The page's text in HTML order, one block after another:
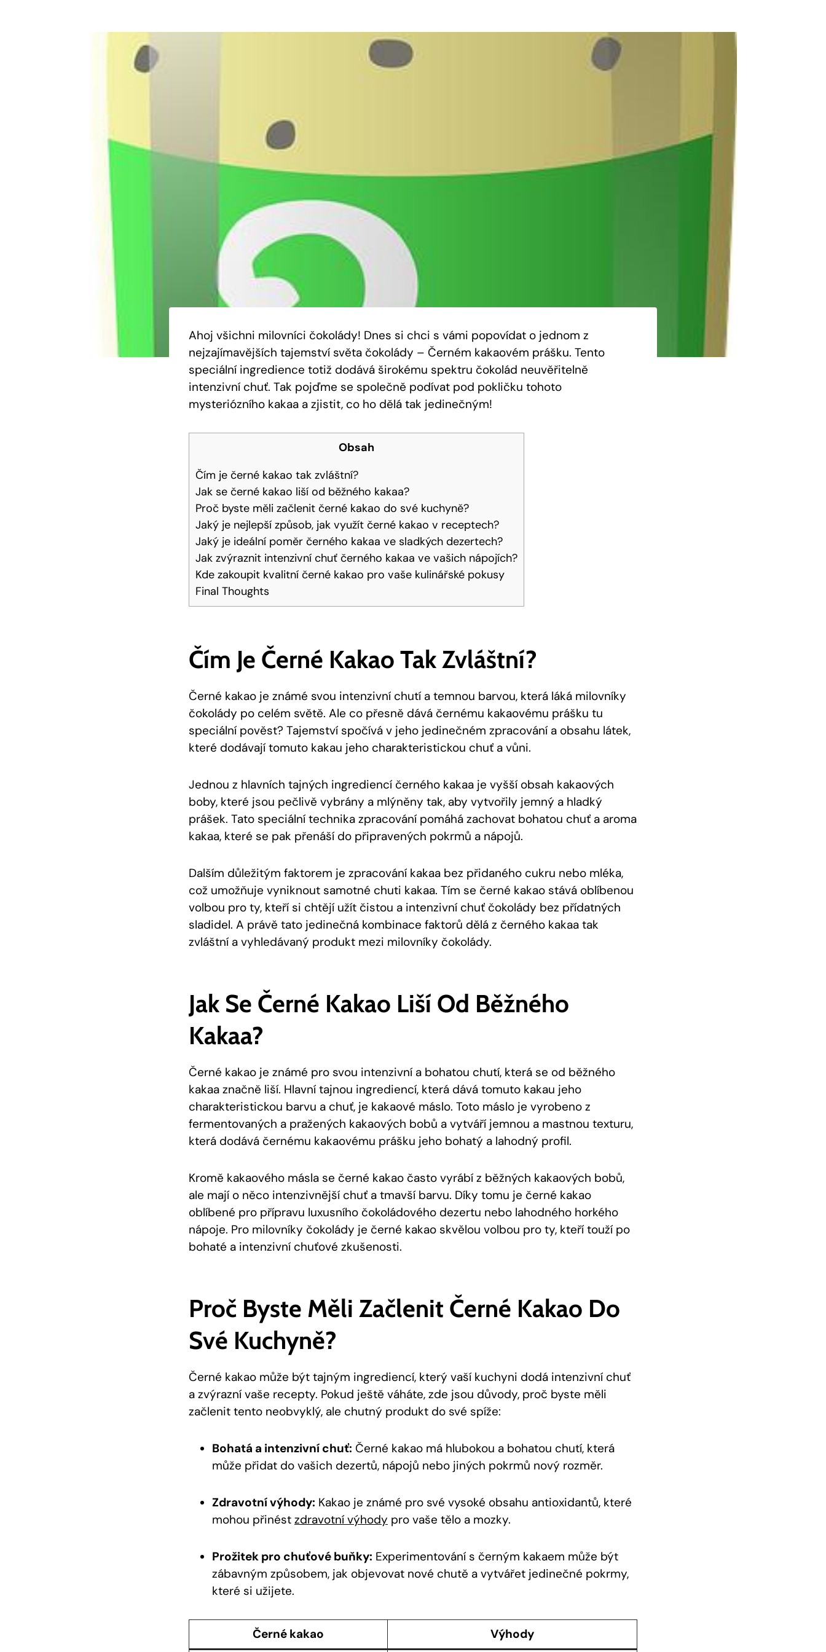
Ahoj všichni milovníci čokolády! Dnes si chci s vámi popovídat o jednom z
nejzajímavějších tajemství světa čokolády – Černém kakaovém prášku. Tento
speciální ingredience totiž dodává širokému spektru čokolád neuvěřitelně
intenzivní chuť. Tak pojďme se společně podívat pod pokličku tohoto
mysteriózního kakaa a zjistit, co ho dělá tak jedinečným!
Obsah
Čím je černé kakao tak zvláštní?
Jak se černé kakao liší od běžného kakaa?
Proč byste měli začlenit černé kakao do své kuchyně?
Jaký je nejlepší způsob, jak využít černé kakao v receptech?
Jaký je ideální poměr černého kakaa ve sladkých dezertech?
Jak zvýraznit intenzivní chuť černého kakaa ve vašich nápojích?
Kde zakoupit kvalitní černé kakao pro vaše kulinářské pokusy
Final Thoughts
Čím Je Černé Kakao Tak Zvláštní?
Černé kakao je známé svou intenzivní chutí a temnou barvou, která láká milovníky
čokolády po celém světě. Ale co přesně dává černému kakaovému prášku tu
speciální pověst? Tajemství spočívá v jeho jedinečném zpracování a obsahu látek,
které dodávají tomuto kakau jeho charakteristickou chuť a vůni.
Jednou z hlavních tajných ingrediencí černého kakaa je vyšší obsah kakaových
boby, které jsou pečlivě vybrány a mlýněny tak, aby vytvořily jemný a hladký
prášek. Tato speciální technika zpracování pomáhá zachovat bohatou chuť a aroma
kakaa, které se pak přenáší do připravených pokrmů a nápojů.
Dalším důležitým faktorem je zpracování kakaa bez přidaného cukru nebo mléka,
což umožňuje vyniknout samotné chuti kakaa. Tím se černé kakao stává oblíbenou
volbou pro ty, kteří si chtějí užít čistou a intenzivní chuť čokolády bez přídatných
sladidel. A právě tato jedinečná kombinace faktorů dělá z černého kakaa tak
zvláštní a vyhledávaný produkt mezi milovníky čokolády.
Jak Se Černé Kakao Liší Od Běžného
Kakaa?
Černé kakao je známé pro svou intenzivní a bohatou chutí, která se od běžného
kakaa značně liší. Hlavní tajnou ingrediencí, která dává tomuto kakau jeho
charakteristickou barvu a chuť, je kakaové máslo. Toto máslo je vyrobeno z
fermentovaných a pražených kakaových bobů a vytváří jemnou a mastnou texturu,
která dodává černému kakaovému prášku jeho bohatý a lahodný profil.
Kromě kakaového másla se černé kakao často vyrábí z běžných kakaových bobů,
ale mají o něco intenzivnější chuť a tmavší barvu. Díky tomu je černé kakao
oblíbené pro přípravu luxusního čokoládového dezertu nebo lahodného horkého
nápoje. Pro milovníky čokolády je černé kakao skvělou volbou pro ty, kteří touží po
bohaté a intenzivní chuťové zkušenosti.
Proč Byste Měli Začlenit Černé Kakao Do
Své Kuchyně?
Černé kakao může být tajným ingrediencí, který vaší kuchyni dodá intenzivní chuť
a zvýrazní vaše recepty. Pokud ještě váháte, zde jsou důvody, proč byste měli
začlenit tento neobvyklý, ale chutný produkt do své spíže:
Bohatá a intenzivní chuť: Černé kakao má hlubokou a bohatou chutí, která
může přidat do vašich dezertů, nápojů nebo jiných pokrmů nový rozměr.
Zdravotní výhody: Kakao je známé pro své vysoké obsahu antioxidantů, které
mohou přinést zdravotní výhody pro vaše tělo a mozky.
Prožitek pro chuťové buňky: Experimentování s černým kakaem může být
zábavným způsobem, jak objevovat nové chutě a vytvářet jedinečné pokrmy,
které si užijete.
Černé kakao
Výhody